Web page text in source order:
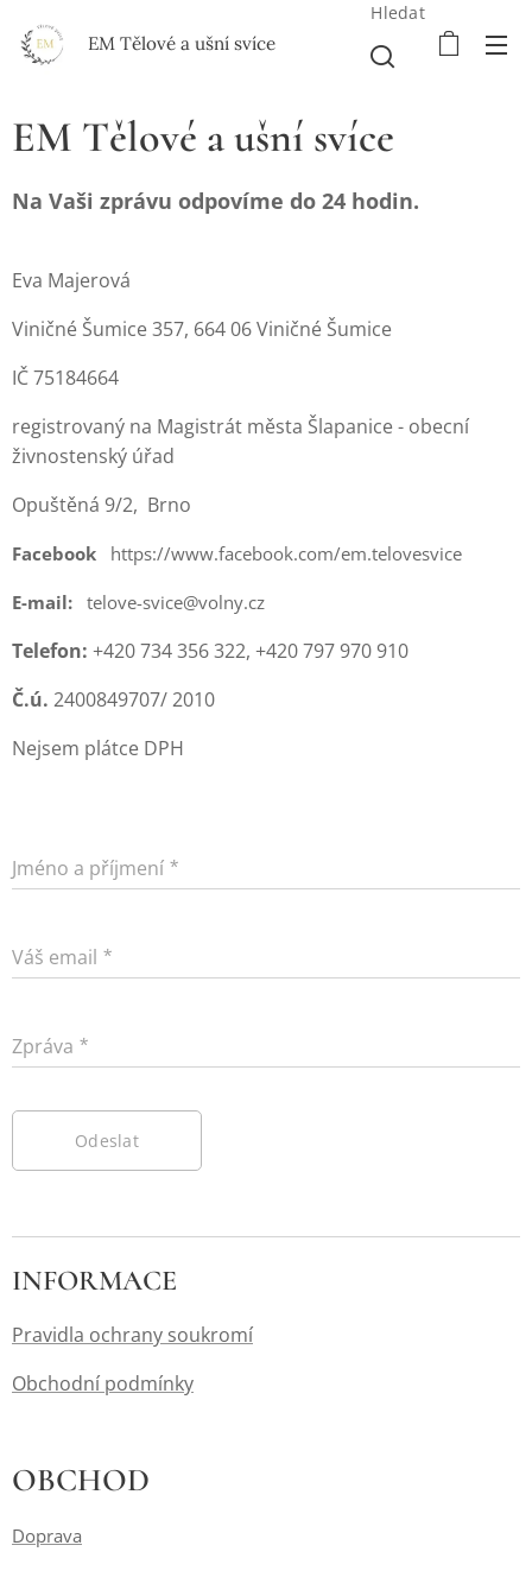
EM Tělové a ušní svíce
Hledat
EM Tělové a ušní svíce
Na Vaši zprávu odpovíme do 24 hodin.
Eva Majerová
Viničné Šumice 357, 664 06 Viničné Šumice
IČ 75184664
registrovaný na Magistrát města Šlapanice - obecní
živnostenský úřad
Opuštěná 9/2, Brno
Facebook https://www.facebook.com/em.telovesvice
E-mail: telove-svice@volny.cz
Telefon: +420 734 356 322, +420 797 970 910
Č.ú. 2400849707/ 2010
Nejsem plátce DPH
Jméno a příjmení
Váš email
Zpráva
Odeslat
INFORMACE
Pravidla ochrany soukromí
Obchodní podmínky
OBCHOD
Doprava